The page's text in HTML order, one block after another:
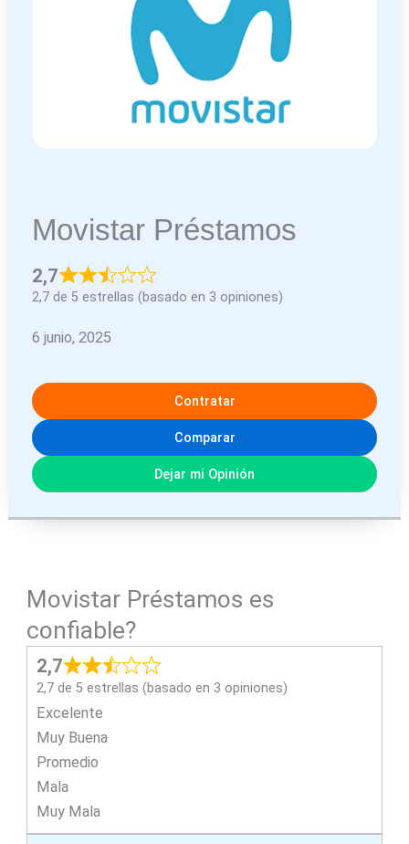
Movistar Préstamos
2,7
2,7 de 5 estrellas (basado en 3 opiniones)
6 junio, 2025
Contratar
Comparar
Dejar mi Opinión
Movistar Préstamos es
confiable?
2,7
2,7 de 5 estrellas (basado en 3 opiniones)
Excelente
Muy Buena
Promedio
Mala
Muy Mala